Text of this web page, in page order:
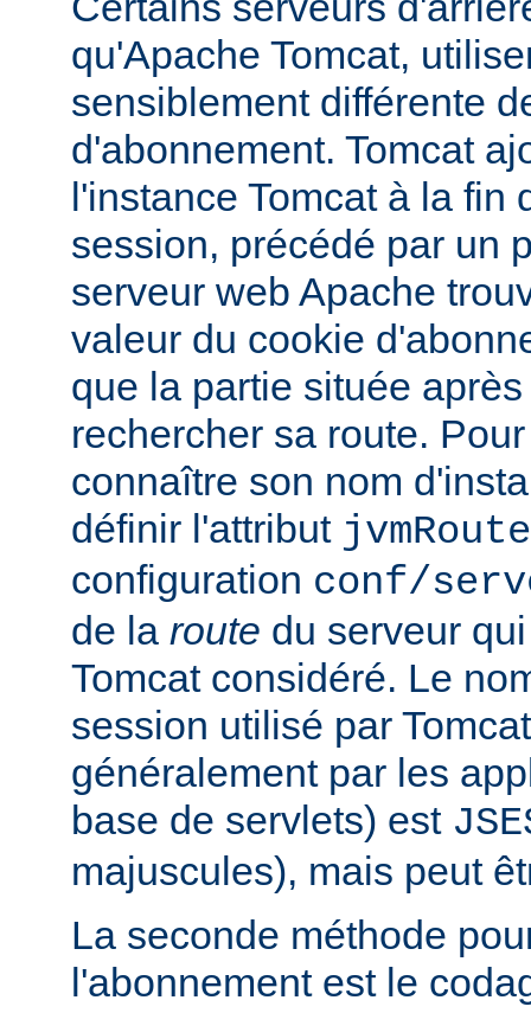
qu'Apache Tomcat,
sensiblement différente
d'abonnement. Tomcat
l'instance Tomcat à la fin
session, précédé par un
serveur web Apache
valeur du cookie
que la partie située
rechercher sa route.
connaître son nom
définir l'attribut jvmRoute
configuration conf/
de la route du serveur
Tomcat considéré. Le
session utilisé par
généralement par les
base de servlets) est
majuscules), mais peut
La seconde méthode
l'abonnement est le